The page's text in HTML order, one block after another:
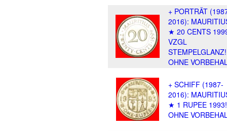
+ PORTRÄT
2016):
★ 20 CENTS
VZGL
STEMPELGLANZ!
OHNE
+ SCHIFF (1987-
2016):
★ 1 RUPEE 1993!
OHNE